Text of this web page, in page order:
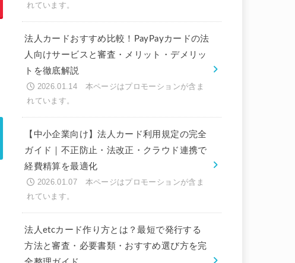
法人カードおすすめ比較！PayPayカードの法
人向けサービスと審査・メリット・デメリッ
トを徹底解説
2026.01.14
【中小企業向け】法人カード利用規定の完全
ガイド｜不正防止・法改正・クラウド連携で
経費精算を最適化
2026.01.07
法人etcカード作り方とは？最短で発行する
方法と審査・必要書類・おすすめ選び方を完